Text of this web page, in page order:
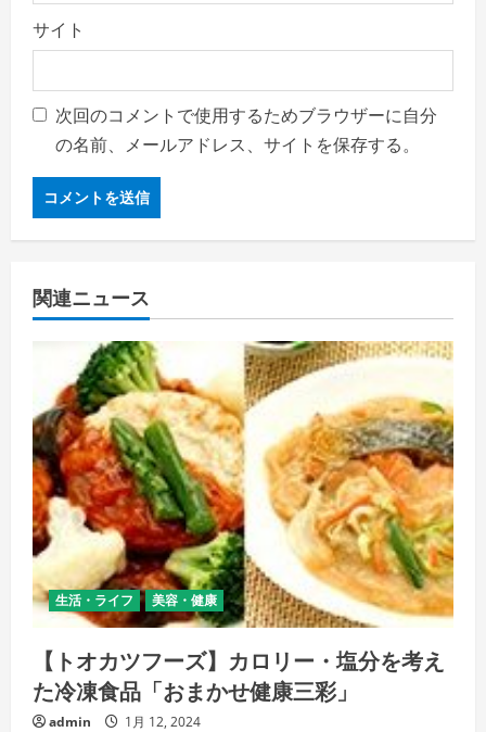
サイト
次回のコメントで使用するためブラウザーに自分
の名前、メールアドレス、サイトを保存する。
関連ニュース
生活・ライフ 美容・健康
【トオカツフーズ】カロリー・塩分を考え
た冷凍食品「おまかせ健康三彩」
admin 1月 12, 2024